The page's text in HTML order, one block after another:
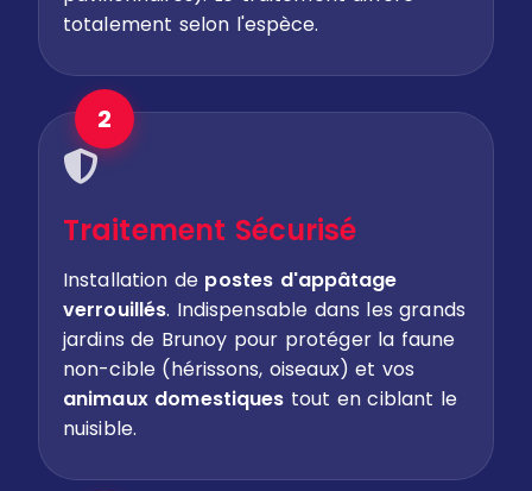
totalement selon l'espèce.
2
Traitement Sécurisé
Installation de postes d'appâtage
verrouillés. Indispensable dans les grands
jardins de Brunoy pour protéger la faune
non-cible (hérissons, oiseaux) et vos
animaux domestiques tout en ciblant le
nuisible.